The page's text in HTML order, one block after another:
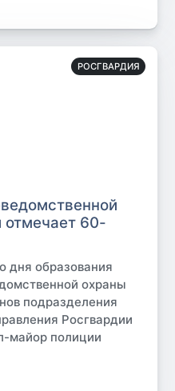
РОСГВАРДИЯ
отмечает 60-
дня образования
охраны
подразделения
Росгвардии
майор полиции